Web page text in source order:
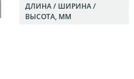
ДЛИНА / ШИРИНА /
ВЫСОТА, ММ